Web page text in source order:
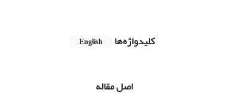
کلیدواژه‌ها
English
اصل مقاله